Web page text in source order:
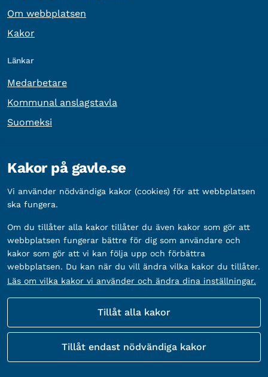
Om webbplatsen
Kakor
Länkar
Medarbetare
Kommunal anslagstavla
Suomeksi
Organisationsnummer: 212000-2338
Bankgironummer: 5888-2333
Fler sätt att följa oss
Kakor på gavle.se
Vi använder nödvändiga kakor (cookies) för att webbplatsen
ska fungera.
Om du tillåter alla kakor tillåter du även kakor som gör att
webbplatsen fungerar bättre för dig som användare och
kakor som gör att vi kan följa upp och förbättra
webbplatsen. Du kan när du vill ändra vilka kakor du tillåter.
Läs om vilka kakor vi använder och ändra dina inställningar.
Tillåt alla kakor
Tillåt endast nödvändiga kakor